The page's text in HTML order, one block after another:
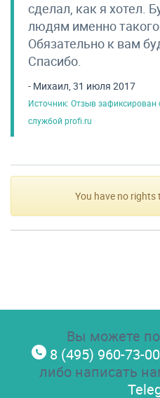
сделал, как я хотел.
людям именно
Обязательно к вам
Спасибо.
- Михаил, 31 июля 2017
Источник: Отзыв зафиксирован
службой profi.ru
You have no
Вы можете
8 (495) 960-73-00
либо написать